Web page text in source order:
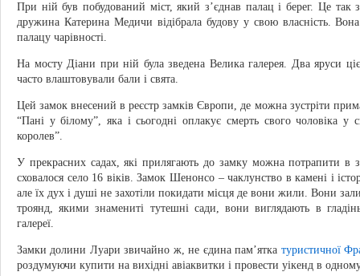
При ній був побудований міст, який з’єднав палац і берег. Це
дружина Катерина Медичи відібрала будову у свою власність.
палацу чарівності.
На мосту Діани при ній була зведена Велика галерея. Два яруси
часто влаштовували бали і свята.
Цей замок внесений в реєстр замків Європи, де можна зустріти
“Пані у білому”, яка і сьогодні оплакує смерть свого чоловіка у
королев”.
У прекрасних садах, які прилягають до замку можна потрапити в
сховалося село 16 віків. Замок Шенонсо – чаклунство в камені і
але їх дух і душі не захотіли покидати місця де вони жили. Вони
троянд, якими знамениті тутешні сади, вони виглядають в
галереї.
Замки долини Луари звичайно ж, не єдина пам’ятка туристичної
роздумуючи купити на вихідні авіаквитки і провести уікенд в